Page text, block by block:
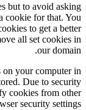
but to avoid
a cookie for that.
cookies to get a
remove all set
our
on your
stored. Due to
cookies from
browser security